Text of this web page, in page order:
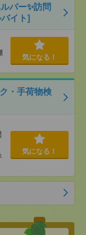
パー✨訪問
イト]
気になる！
・手荷物検
気になる！